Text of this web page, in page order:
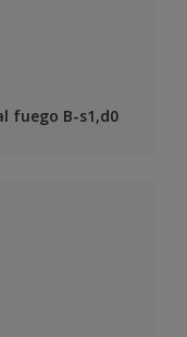
fuego B-s1,d0